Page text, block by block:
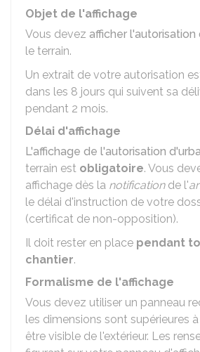
Objet de l'affichage
Vous devez afficher l'autorisation
le terrain.
Un extrait de votre autorisation
dans les 8 jours qui suivent sa
pendant 2 mois.
Délai d'affichage
L'affichage de l'autorisation
terrain est obligatoire. Vous
affichage dès la notificationde l'
le délai d'instruction de votre
(certificat de non-opposition).
Il doit rester en place pendant
chantier.
Formalisme de l'affichage
Vous devez utiliser un panneau
les dimensions sont supérieures
être visible de l'extérieur. Les